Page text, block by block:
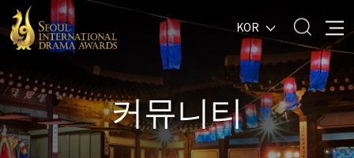
KOR
커뮤니티